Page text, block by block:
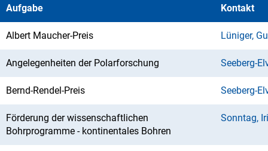
Aufgabe Kontakt
Albert Maucher-Preis Lüniger,
Angelegenheiten der Polarforschung Seeberg-
Bernd-Rendel-Preis Seeberg-
Förderung der wissenschaftlichen
Bohrprogramme - kontinentales Bohren
Sonntag,